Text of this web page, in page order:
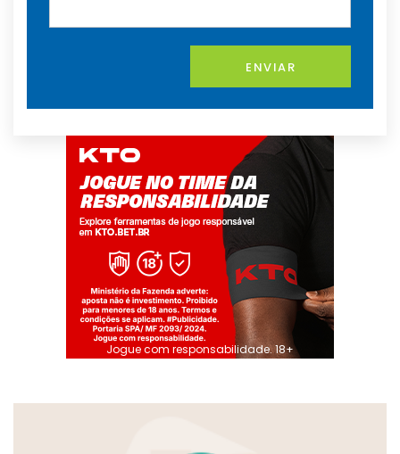
ENVIAR
Jogue com responsabilidade. 18+